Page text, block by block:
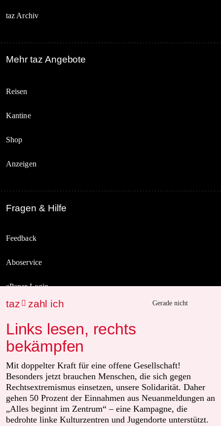
taz Archiv
Mehr taz Angebote
Reisen
Kantine
Shop
Anzeigen
Fragen & Hilfe
Feedback
Aboservice
ePaper Login
© 2026 taz Verlags und Vertriebs GmbH
Alle Rechte vorbehalten. Bei rechtlichen Fragen oder für Genehmigungen
wenden Sie sich bitte an
Feedback Redaktionsstatut Kommune-Richtlinien KI-Leitlinie
taz  zahl ich Gerade nicht
Links lesen, rechts
bekämpfen
Mit doppelter Kraft für eine offene Gesellschaft!
Besonders jetzt brauchen Menschen, die sich gegen
Rechtsextremismus einsetzen, unsere Solidarität. Daher
gehen 50 Prozent der Einnahmen aus Neuanmeldungen an
„Alles beginnt im Zentrum“ – eine Kampagne, die
bedrohte linke Kulturzentren und Jugendorte unterstützt.